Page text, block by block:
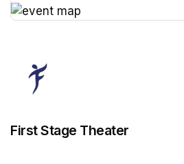
First Stage Theater